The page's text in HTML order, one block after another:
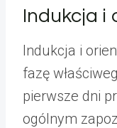
Indukcja i
Indukcja i
fazę
pierwsze dni
ogólnym